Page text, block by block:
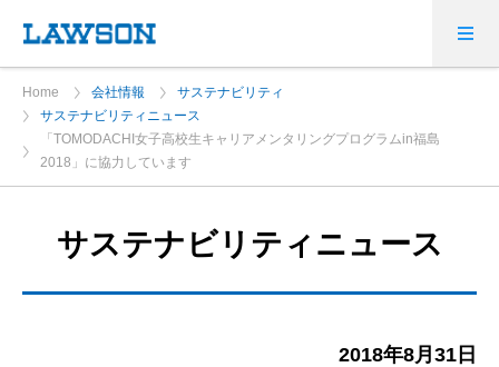
Home 会社情報
サステナビリティ
サステナビリティニュース
「TOMODACHI女子高校生キャリアメンタリングプログラムin福島
2018」に協力しています
サステナビリティニュース
2018年8月31日